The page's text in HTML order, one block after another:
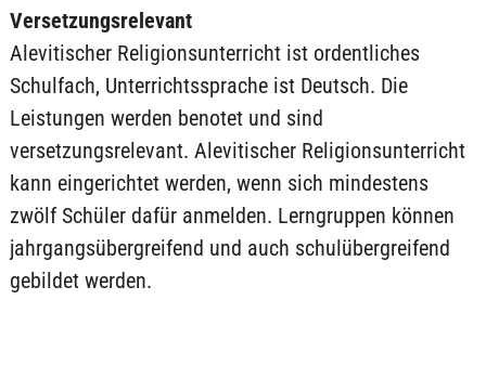
Versetzungsrelevant
Alevitischer Religionsunterricht ist ordentliches
Schulfach, Unterrichtssprache ist Deutsch. Die
Leistungen werden benotet und sind
versetzungsrelevant. Alevitischer Religionsunterricht
kann eingerichtet werden, wenn sich mindestens
zwölf Schüler dafür anmelden. Lerngruppen können
jahrgangsübergreifend und auch schulübergreifend
gebildet werden.